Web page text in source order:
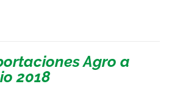
Agro a
2018